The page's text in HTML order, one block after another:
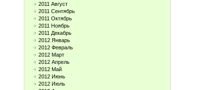
2011 Август
2011 Сентябрь
2011 Октябрь
2011 Ноябрь
2011 Декабрь
2012 Январь
2012 Февраль
2012 Март
2012 Апрель
2012 Май
2012 Июнь
2012 Июль